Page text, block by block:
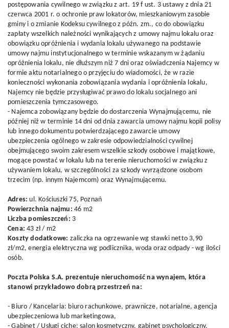
postępowania cywilnego w związku z art. 19 f ust. 3 ustawy z dnia 21
czerwca 2001 r. o ochronie praw lokatorów, mieszkaniowym zasobie
gminy i o zmianie Kodeksu cywilnego z późn. zm., co do obowiązku
zapłaty wszelkich należności wynikających z umowy najmu lokalu oraz
obowiązku opróżnienia i wydania lokalu używanego na podstawie
umowy najmu instytucjonalnego w terminie wskazanym w żądaniu
opróżnienia lokalu, nie dłuższym niż 7 dni oraz oświadczenia Najemcy w
formie aktu notarialnego o przyjęciu do wiadomości, że w razie
konieczności wykonania zobowiązania wydania i opróżnienia lokalu,
Najemcy nie będzie przysługiwać prawo do lokalu socjalnego ani
pomieszczenia tymczasowego.
- Najemca zobowiązany będzie do dostarczenia Wynajmującemu, nie
później niż w terminie 14 dni od dnia zawarcia umowy najmu kopii polisy
lub innego dokumentu potwierdzającego zawarcie umowy
ubezpieczenia ogólnego w zakresie odpowiedzialności cywilnej
obejmującego swoim zakresem wszelkie szkody osobowe i majątkowe,
mogące powstać w lokalu lub na terenie nieruchomości w związku z
używaniem lokalu, w szczególności za szkody wyrządzone osobom
trzecim (np. innym Najemcom) oraz Wynajmującemu.
Adres: ul. Kościuszki 75, Poznań
Powierzchnia najmu: 46 m2
Liczba pomieszczeń: 3
Cena:43 zł / m2
Koszty dodatkowe: zaliczka na ogrzewanie wg stawki netto 3,90
zł/m2, energia elektryczna wg podlicznika, woda oraz odpady - wg ilości
osób.
Poczta Polska S.A. prezentuje nieruchomość na wynajem, która
stanowi przykładowo dobrą przestrzeń na:
- Biuro / Kancelaria: biuro rachunkowe, prawnicze, notarialne, agencja
ubezpieczeniowa lub marketingowa,
- Gabinet / Usługi ciche: salon kosmetyczny, gabinet psychologiczny,